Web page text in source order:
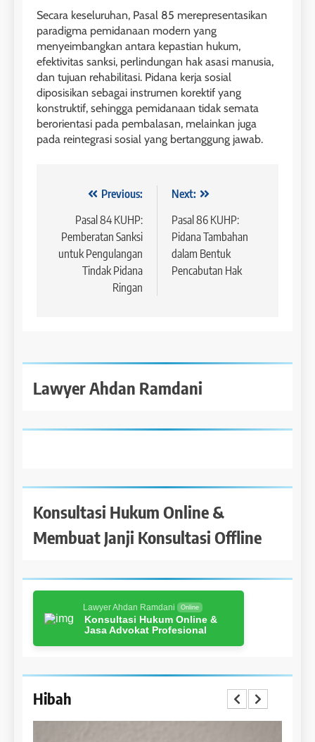
Secara keseluruhan, Pasal 85 merepresentasikan
paradigma pemidanaan modern yang
menyeimbangkan antara kepastian hukum,
efektivitas sanksi, perlindungan hak asasi manusia,
dan tujuan rehabilitasi. Pidana kerja sosial
diposisikan sebagai instrumen korektif yang
konstruktif, sehingga pemidanaan tidak semata
berorientasi pada pembalasan, melainkan juga
pada reintegrasi sosial yang bertanggung jawab.
NavigasiPrevious:
Pasal 84 KUHP:
Pemberatan Sanksi
untuk Pengulangan
Tindak Pidana
Ringan
Next:
Pasal 86 KUHP:
Pidana Tambahan
dalam Bentuk
Pencabutan Hak
Lawyer Ahdan Ramdani
Konsultasi Hukum Online &
Membuat Janji Konsultasi Offline
Lawyer Ahdan Ramdani Online
Konsultasi Hukum Online &
Jasa Advokat Profesional
Hibah